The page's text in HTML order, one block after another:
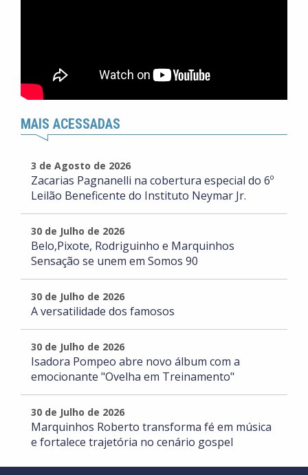
MAIS ACESSADAS
3 de Agosto de 2026
Zacarias Pagnanelli na cobertura especial do 6º
Leilão Beneficente do Instituto Neymar Jr.
30 de Julho de 2026
Belo,Pixote, Rodriguinho e Marquinhos
Sensação se unem em Somos 90
30 de Julho de 2026
A versatilidade dos famosos
30 de Julho de 2026
Isadora Pompeo abre novo álbum com a
emocionante "Ovelha em Treinamento"
30 de Julho de 2026
Marquinhos Roberto transforma fé em música
e fortalece trajetória no cenário gospel